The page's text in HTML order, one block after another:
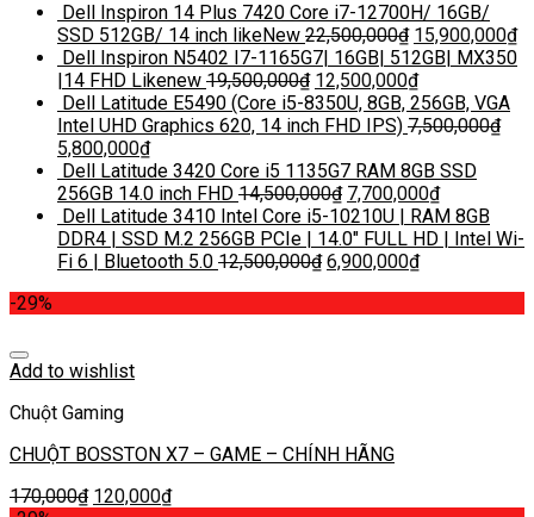
Dell Inspiron 14 Plus 7420 Core i7-12700H/ 16GB/
SSD 512GB/ 14 inch likeNew 22,500,000₫ 15,900,000₫
Dell Inspiron N5402 I7-1165G7| 16GB| 512GB| MX350
|14 FHD Likenew 19,500,000₫ 12,500,000₫
Dell Latitude E5490 (Core i5-8350U, 8GB, 256GB, VGA
Intel UHD Graphics 620, 14 inch FHD IPS) 7,500,000₫
5,800,000₫
Dell Latitude 3420 Core i5 1135G7 RAM 8GB SSD
256GB 14.0 inch FHD 14,500,000₫ 7,700,000₫
Dell Latitude 3410 Intel Core i5-10210U | RAM 8GB
DDR4 | SSD M.2 256GB PCIe | 14.0″ FULL HD | Intel Wi-
Fi 6 | Bluetooth 5.0 12,500,000₫ 6,900,000₫
-29%
Add to wishlist
Chuột Gaming
CHUỘT BOSSTON X7 – GAME – CHÍNH HÃNG
170,000₫ 120,000₫